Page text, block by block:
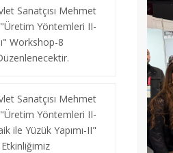
Sanatçısı Mehmet
Yöntemleri II-
Workshop-8
Sanatçısı Mehmet
Yöntemleri II-
ile Yüzük Yapımı-II"
Sanatçısı Mehmet
Etkinliğimiz